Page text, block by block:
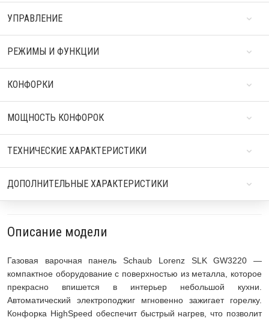
УПРАВЛЕНИЕ
РЕЖИМЫ И ФУНКЦИИ
КОНФОРКИ
МОЩНОСТЬ КОНФОРОК
ТЕХНИЧЕСКИЕ ХАРАКТЕРИСТИКИ
ДОПОЛНИТЕЛЬНЫЕ ХАРАКТЕРИСТИКИ
Описание модели
Газовая варочная панель Schaub Lorenz SLK GW3220 —
компактное оборудование с поверхностью из металла, которое
прекрасно впишется в интерьер небольшой кухни.
Автоматический электроподжиг мгновенно зажигает горелку.
Конфорка HighSpeed обеспечит быстрый нагрев, что позволит